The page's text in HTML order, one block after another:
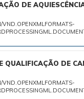
DE
VND.OPENXMLFORMATS-
QUALIFICAÇÃO DE
VND.OPENXMLFORMATS-